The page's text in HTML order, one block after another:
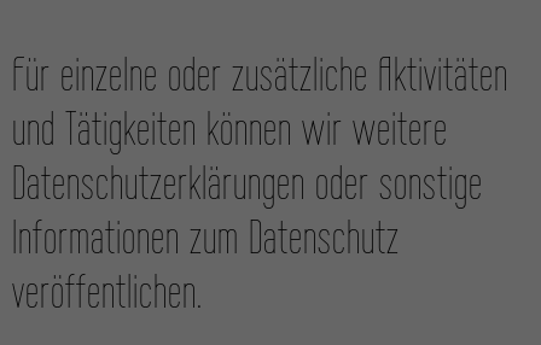
Für einzelne oder zusätzliche Aktivitäten
und Tätigkeiten können wir weitere
Daten­schutzer­klärungen oder sonstige
Informationen zum Daten­schutz
veröffentlichen.